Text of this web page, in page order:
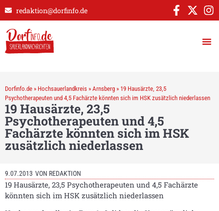
redaktion@dorfinfo.de
Dorfinfo.de » Hochsauerlandkreis » Arnsberg » 19 Hausärzte, 23,5
Psychotherapeuten und 4,5 Fachärzte könnten sich im HSK zusätzlich niederlassen
19 Hausärzte, 23,5
Psychotherapeuten und 4,5
Fachärzte könnten sich im HSK
zusätzlich niederlassen
9.07.2013 VON REDAKTION
19 Hausärzte, 23,5 Psychotherapeuten und 4,5 Fachärzte
könnten sich im HSK zusätzlich niederlassen